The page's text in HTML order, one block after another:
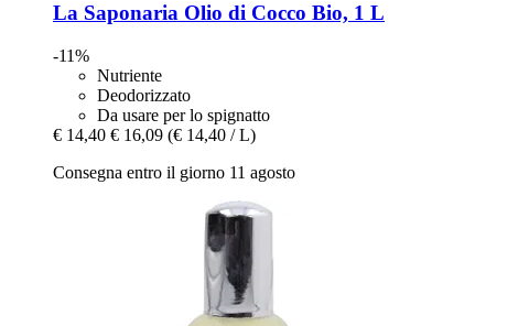
La Saponaria Olio di Cocco Bio, 1 L
-11%
Nutriente
Deodorizzato
Da usare per lo spignatto
€ 14,40 € 16,09 (€ 14,40 / L)
Consegna entro il giorno 11 agosto